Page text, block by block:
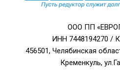
ООО ПП
ИНН 7448194270 /
456501, Челябинская
Кременкуль,